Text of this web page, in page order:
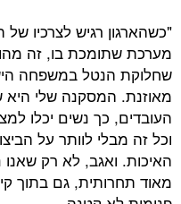
רגיש לצרכיו של העובד
בו, זה מהווה יתרון
במשפחה הישראלית
שלי היא שככל
נשים יכלו למצוא אצלנו
לוותר על הביצועים,
לא רק שאנו נמצאים
גם בתוך קיידנס